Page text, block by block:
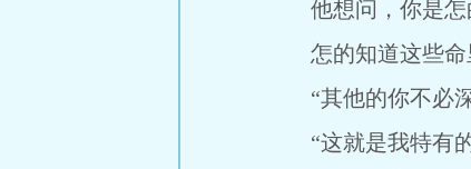
他想问，你是怎
怎的知道这些命
“其他的你不必深
“这就是我特有的